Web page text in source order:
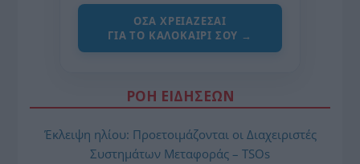
ΌΣΑ ΧΡΕΙΆΖΕΣΑΙ
ΓΙΑ ΤΟ ΚΑΛΟΚΑΊΡΙ ΣΟΥ →
ΡΟΗ ΕΙΔΗΣΕΩΝ
Έκλειψη ηλίου: Προετοιμάζονται οι Διαχειριστές
Συστημάτων Μεταφοράς – TSOs